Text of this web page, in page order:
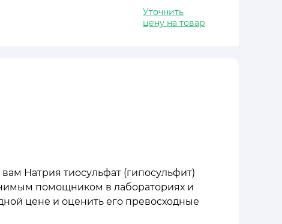
Уточнить
цену на товар
Натрия тиосульфат (гипосульфит)
помощником в лабораториях и
цене и оценить его превосходные